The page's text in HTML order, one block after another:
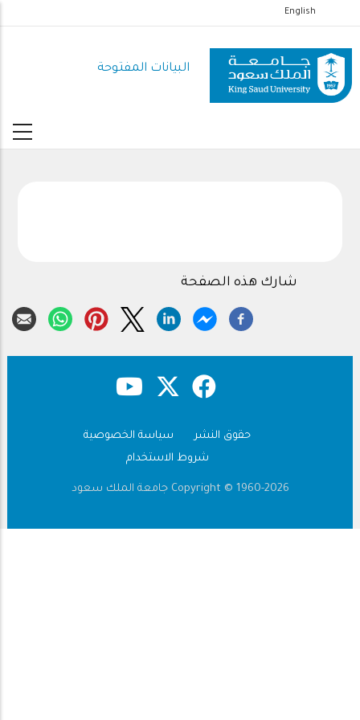
إلى
المحتوى
الرئيسي
English
البيانات المفتوحة
شارك هذه الصفحة
حقوق النشر
سياسة الخصوصية
شروط الاستخدام
Copyright © 1960-2026 جامعة الملك سعود